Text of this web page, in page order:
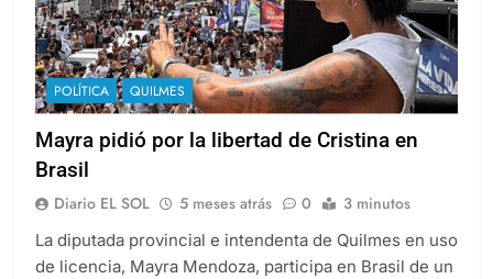
POLÍTICA QUILMES
Mayra pidió por la libertad de Cristina en
Brasil
Diario EL SOL 5 meses atrás 0 3 minutos
La diputada provincial e intendenta de Quilmes en uso
de licencia, Mayra Mendoza, participa en Brasil de un